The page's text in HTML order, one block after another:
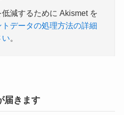
減するために Akismet を
トデータの処理方法の詳細
い。
届きます